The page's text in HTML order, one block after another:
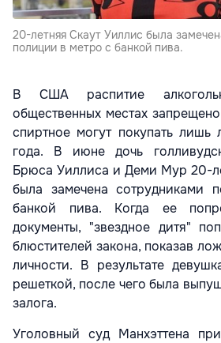
20-летняя Скаут Уиллис была
полиции в метро с банкой пива.
В США распитие
общественных местах
спиртное могут покупать лишь
года. В июне дочь
Брюса Уиллиса и Деми Мур 20-
была замечена сотрудниками
банкой пива. Когда ее
документы, "звездное дитя"
блюстителей закона, показав
личности. В результате
решеткой, после чего была
залога.
Уголовный суд Манхэттена